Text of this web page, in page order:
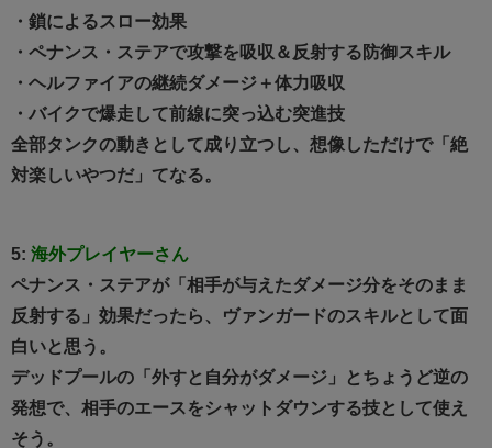
・鎖によるスロー効果
・ペナンス・ステアで攻撃を吸収＆反射する防御スキル
・ヘルファイアの継続ダメージ＋体力吸収
・バイクで爆走して前線に突っ込む突進技
全部タンクの動きとして成り立つし、想像しただけで「絶
対楽しいやつだ」てなる。
5: 海外プレイヤーさん
ペナンス・ステアが「相手が与えたダメージ分をそのまま
反射する」効果だったら、ヴァンガードのスキルとして面
白いと思う。
デッドプールの「外すと自分がダメージ」とちょうど逆の
発想で、相手のエースをシャットダウンする技として使え
そう。